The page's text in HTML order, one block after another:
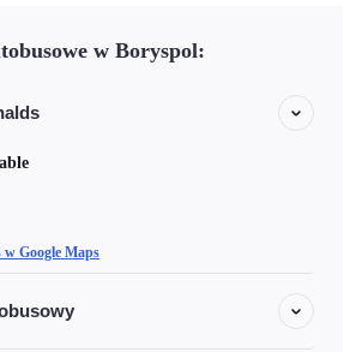
w Boryspol:
w Google Maps